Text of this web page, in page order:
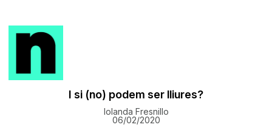
I si (no) podem ser lliures?
Iolanda Fresnillo
06/02/2020